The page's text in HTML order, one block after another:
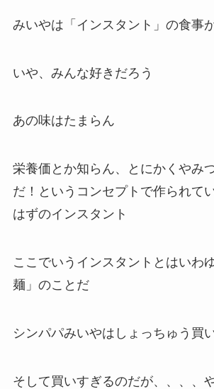
みいやは「インスタント」の食事
いや、みんな好きだろう
あの味はたまらん
栄養価とか知らん、とにかくやみ
だ！というコンセプトで作られて
はずのインスタント
ここでいうインスタントとはいわ
麺」のことだ
シンパパみいやはしょっちゅう買
そして買いすぎるのだが、、、、